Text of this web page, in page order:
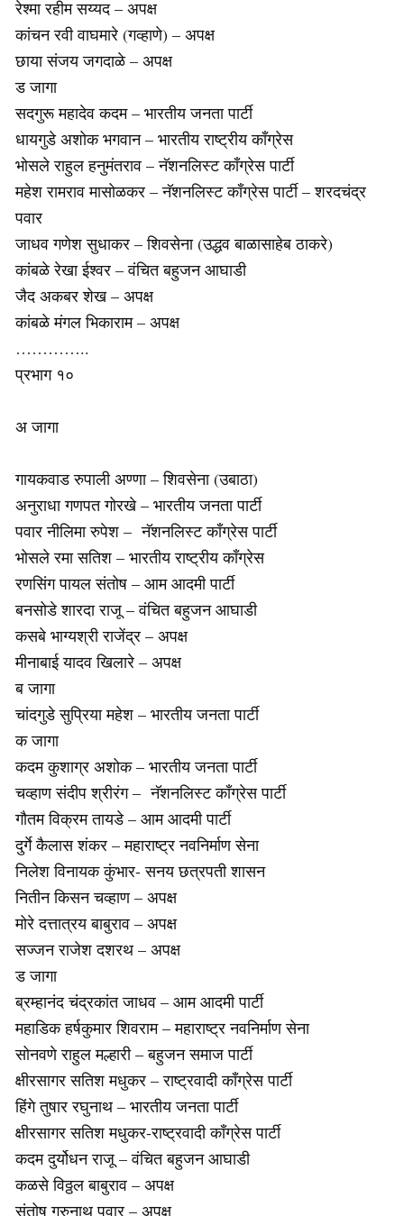
रेश्मा रहीम सय्यद – अपक्ष
कांचन रवी वाघमारे (गव्हाणे) – अपक्ष
छाया संजय जगदाळे – अपक्ष
ड जागा
सदगुरू महादेव कदम – भारतीय जनता पार्टी
धायगुडे अशोक भगवान – भारतीय राष्ट्रीय काँग्रेस
भोसले राहुल हनुमंतराव – नॅशनलिस्ट काँग्रेस पार्टी
महेश रामराव मासोळकर – नॅशनलिस्ट काँग्रेस पार्टी – शरदचंद्र
पवार
जाधव गणेश सुधाकर – शिवसेना (उद्धव बाळासाहेब ठाकरे)
कांबळे रेखा ईश्वर – वंचित बहुजन आघाडी
जैद अकबर शेख – अपक्ष
कांबळे मंगल भिकाराम – अपक्ष
…………..
प्रभाग १०
अ जागा
गायकवाड रुपाली अण्णा – शिवसेना (उबाठा)
अनुराधा गणपत गोरखे – भारतीय जनता पार्टी
पवार नीलिमा रुपेश – नॅशनलिस्ट काँग्रेस पार्टी
भोसले रमा सतिश – भारतीय राष्ट्रीय काँग्रेस
रणसिंग पायल संतोष – आम आदमी पार्टी
बनसोडे शारदा राजू – वंचित बहुजन आघाडी
कसबे भाग्यश्री राजेंद्र – अपक्ष
मीनाबाई यादव खिलारे – अपक्ष
ब जागा
चांदगुडे सुप्रिया महेश – भारतीय जनता पार्टी
क जागा
कदम कुशाग्र अशोक – भारतीय जनता पार्टी
चव्हाण संदीप श्रीरंग – नॅशनलिस्ट काँग्रेस पार्टी
गौतम विक्रम तायडे – आम आदमी पार्टी
दुर्गे कैलास शंकर – महाराष्ट्र नवनिर्माण सेना
निलेश विनायक कुंभार- सनय छत्रपती शासन
नितीन किसन चव्हाण – अपक्ष
मोरे दत्तात्रय बाबुराव – अपक्ष
सज्जन राजेश दशरथ – अपक्ष
ड जागा
ब्रम्हानंद चंद्रकांत जाधव – आम आदमी पार्टी
महाडिक हर्षकुमार शिवराम – महाराष्ट्र नवनिर्माण सेना
सोनवणे राहुल मल्हारी – बहुजन समाज पार्टी
क्षीरसागर सतिश मधुकर – राष्ट्रवादी काँग्रेस पार्टी
हिंगे तुषार रघुनाथ – भारतीय जनता पार्टी
क्षीरसागर सतिश मधुकर-राष्ट्रवादी काँग्रेस पार्टी
कदम दुर्योधन राजू – वंचित बहुजन आघाडी
कळसे विठ्ठल बाबुराव – अपक्ष
संतोष गुरुनाथ पवार – अपक्ष